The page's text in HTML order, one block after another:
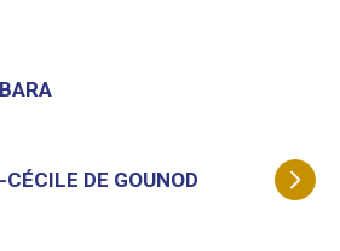
DE GOUNOD